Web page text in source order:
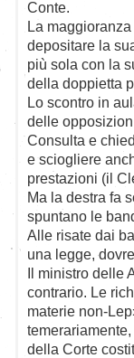
Conte.
La
depositare la
più sola con la
della doppietta
Lo scontro in
delle
Consulta e
e sciogliere
prestazioni (il
Ma la destra fa
spuntano le
Alle risate dai
una legge,
Il ministro delle
contrario. Le
materie non-
della Corte